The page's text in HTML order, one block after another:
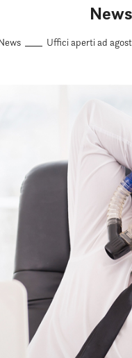
News
Uffici aperti ad